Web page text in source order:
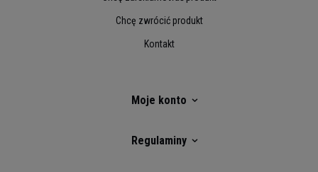
Chcę zwrócić produkt
Kontakt
Moje konto
Regulaminy